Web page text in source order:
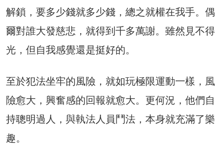
解鎖，要多少錢就多少錢，總之就權在我手。偶
爾對誰大發慈悲，就得到千多萬謝。雖然見不得
光，但自我感覺還是挺好的。
至於犯法坐牢的風險，就如玩極限運動一樣，風
險愈大，興奮感的回報就愈大。更何況，他們自
持聰明過人，與執法人員鬥法，本身就充滿了樂
趣。